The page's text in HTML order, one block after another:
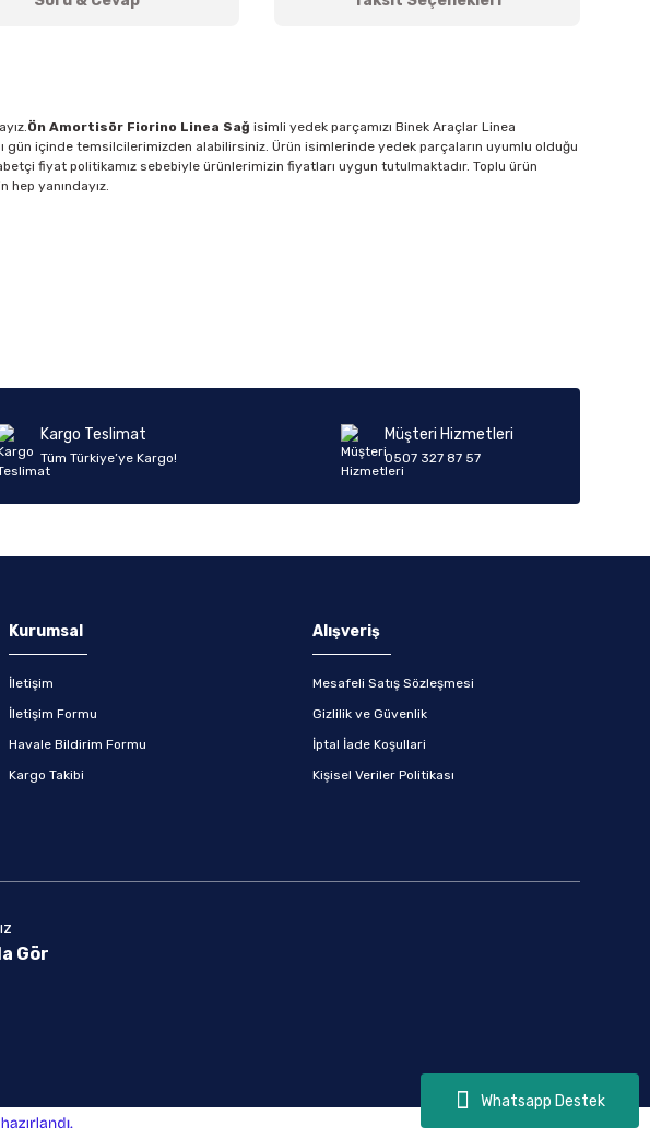
Whatsapp Destek
Ön Amortisör Fiorino Linea Sağ isimli yedek parçamızı Binek Araçlar Linea
gün içinde temsilcilerimizden alabilirsiniz. Ürün isimlerinde yedek parçaların uyumlu olduğu
fiyat politikamız sebebiyle ürünlerimizin fiyatları uygun tutulmaktadır. Toplu ürün
yanındayız.
Kargo Teslimat
Tüm Türkiye’ye Kargo!
Müşteri Hizmetleri
0507 327 87 57
Kurumsal
İletişim
İletişim Formu
Havale Bildirim Formu
Kargo Takibi
Alışveriş
Mesafeli Satış Sözleşmesi
Gizlilik ve Güvenlik
İptal İade Koşullari
Kişisel Veriler Politikası
Gör